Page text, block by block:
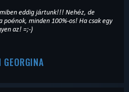
eddig jártunk!!! Nehéz, de
minden 100%-os! Ha csak egy
az! =;-)